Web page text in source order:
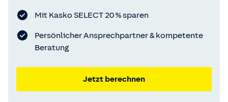
Mit Kasko SELECT 20 % sparen
Persönlicher Ansprechpartner & kompetente
Beratung
Jetzt berechnen